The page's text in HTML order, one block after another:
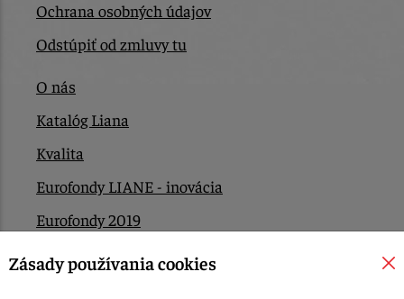
Ochrana osobných údajov
Odstúpiť od zmluvy tu
O nás
Katalóg Liana
Kvalita
Eurofondy LIANE - inovácia
Eurofondy 2019
Eurofondy 2022/2023
Zásady používania cookies